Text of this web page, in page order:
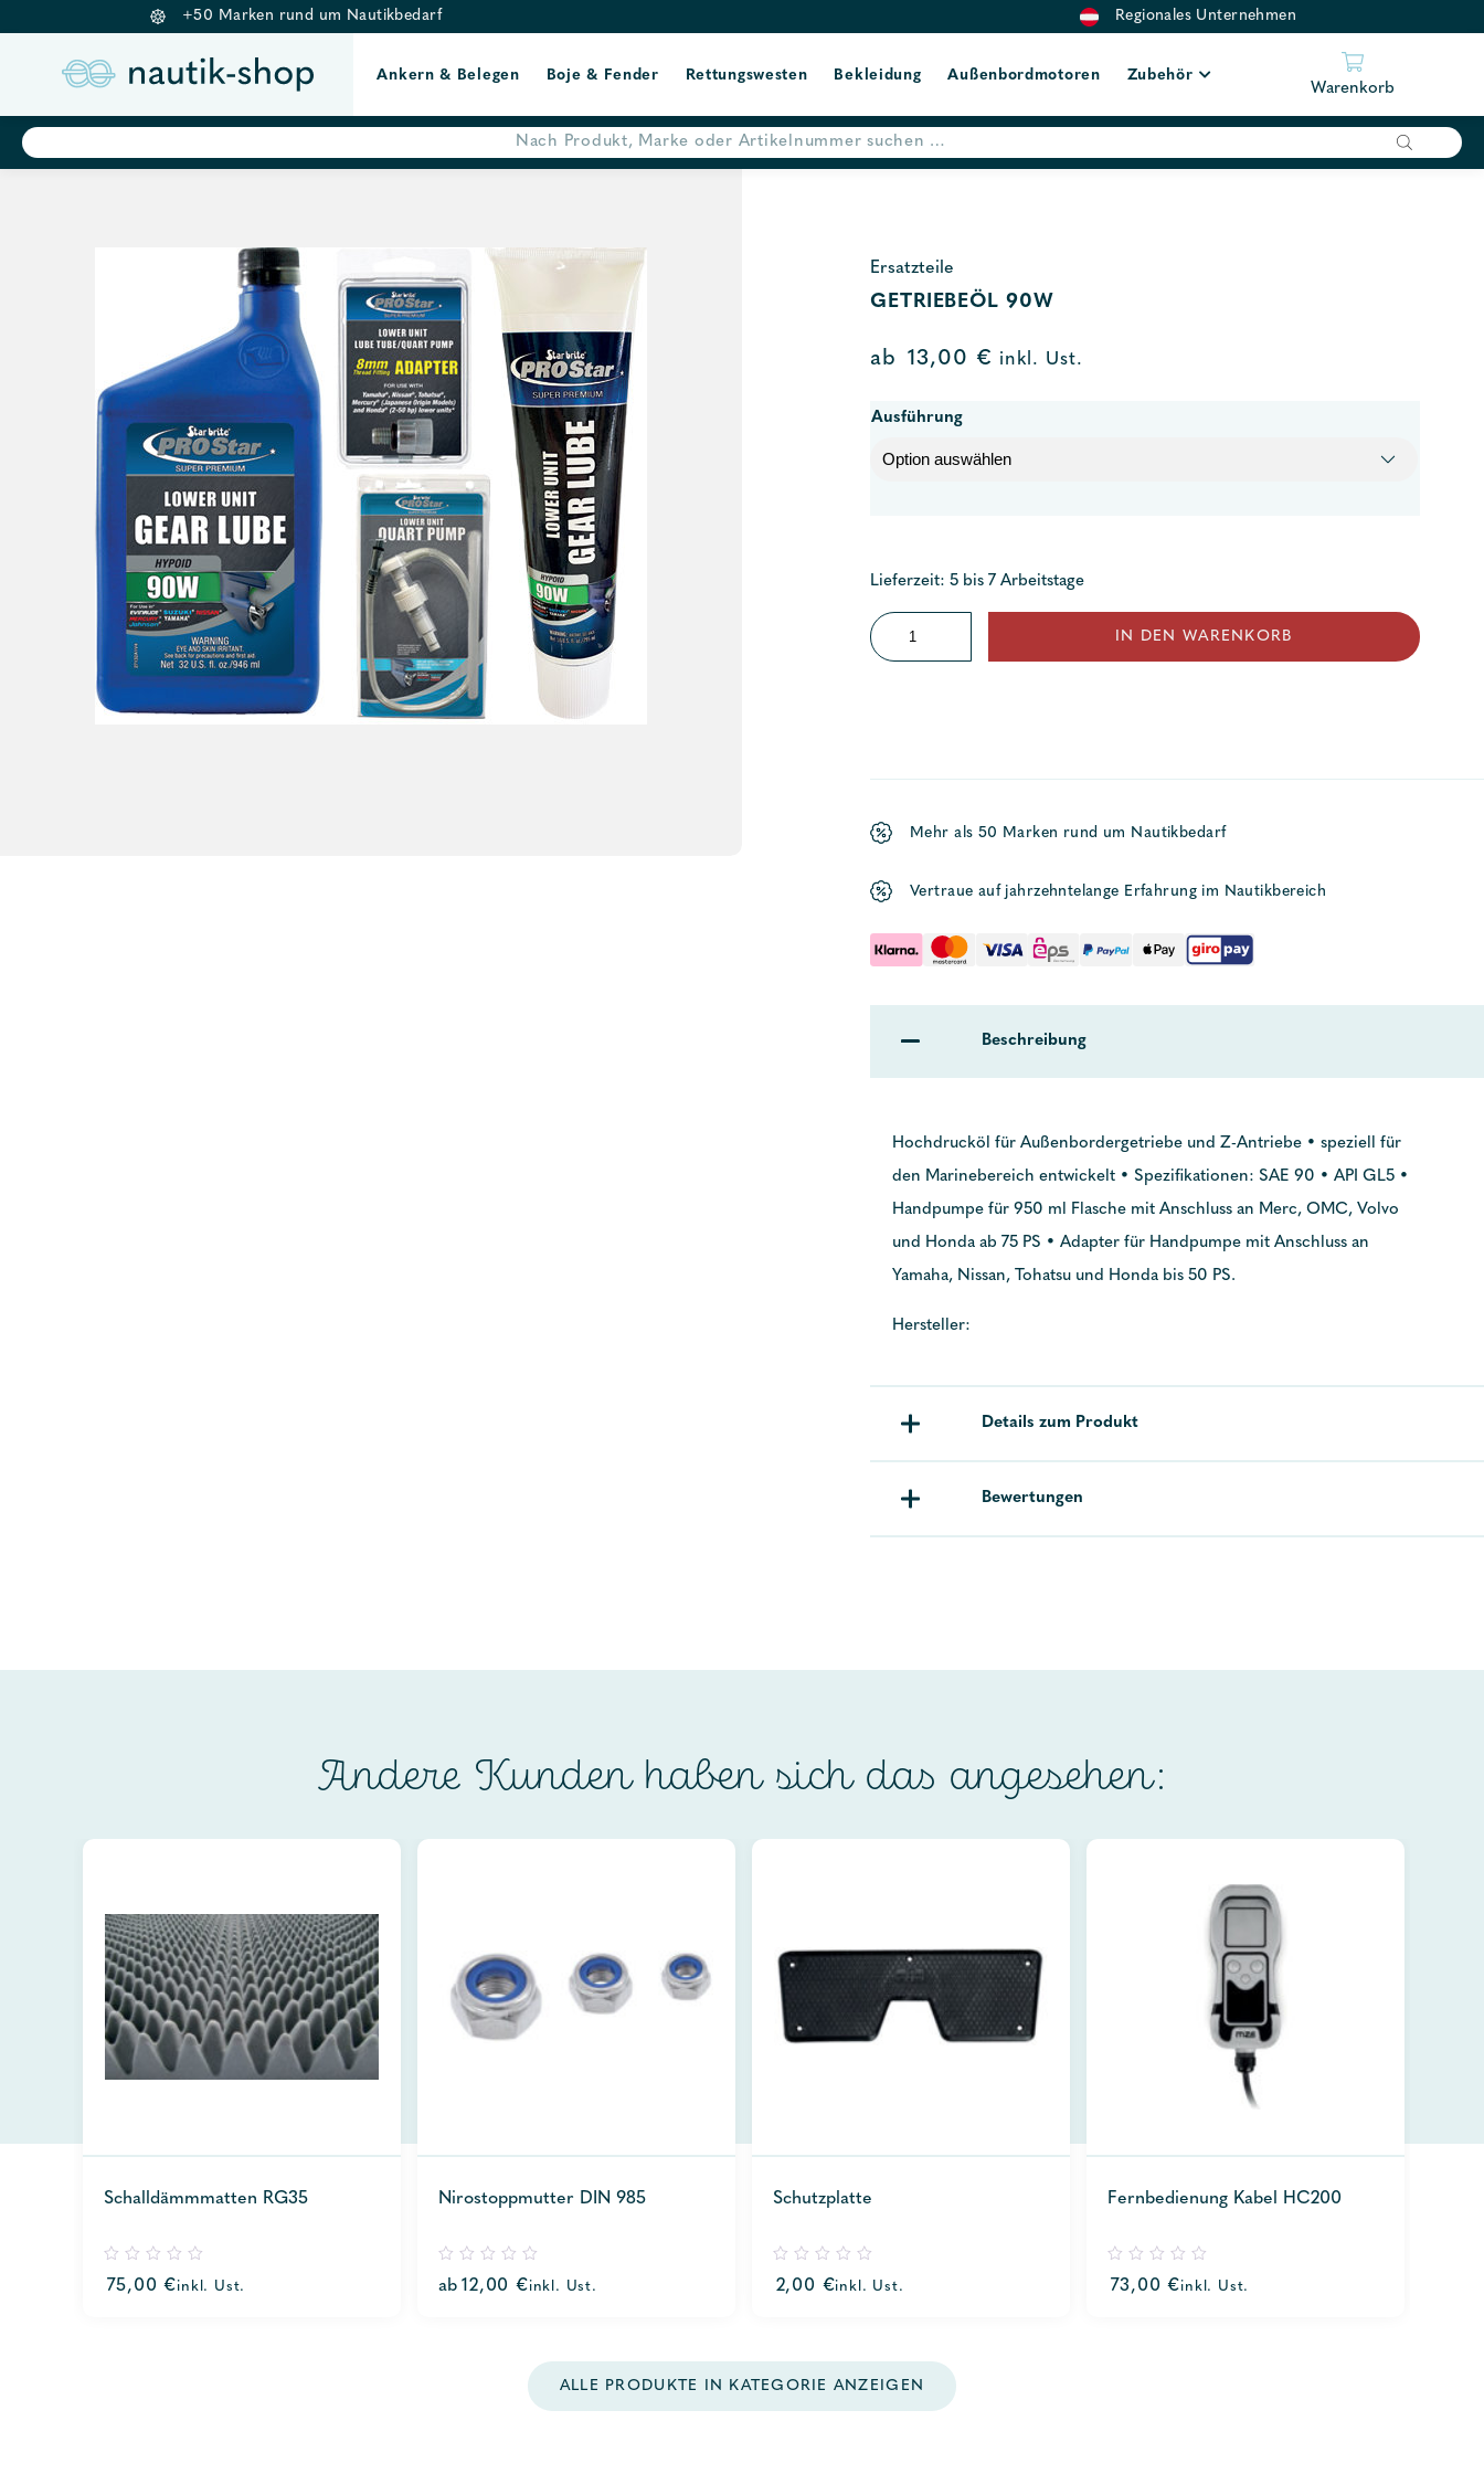
Springe
+50 Marken rund um Nautikbedarf Regionales Unternehmen
Ankern & Belegen Boje & Fender Rettungswesten Bekleidung Außenbordmotoren
Zubehör
Warenkorb
Products
search
Ersatzteile
GETRIEBEÖL 90W
ab 13,00 € inkl. Ust.
Ausführung
Lieferzeit: 5 bis 7 Arbeitstage
Getriebeöl
90W
IN DEN WARENKORB
Mehr als 50 Marken rund um Nautikbedarf
Vertraue auf jahrzehntelange Erfahrung im Nautikbereich
Beschreibung
Hochdrucköl für Außenbordergetriebe und Z-Antriebe • speziell für
den Marinebereich entwickelt • Spezifikationen: SAE 90 • API GL5 •
Handpumpe für 950 ml Flasche mit Anschluss an Merc, OMC, Volvo
und Honda ab 75 PS • Adapter für Handpumpe mit Anschluss an
Yamaha, Nissan, Tohatsu und Honda bis 50 PS.
Hersteller:
Details zum Produkt
Bewertungen
Andere Kunden haben sich das angesehen:
Schalldämmmatten RG35
out
75,00€inkl. Ust.
Nirostoppmutter DIN 985
out
ab 12,00 €inkl. Ust.
Schutzplatte
out
2,00 €inkl. Ust.
Fernbedienung Kabel HC200
out
73,00€inkl. Ust.
ALLE PRODUKTE IN KATEGORIE ANZEIGEN